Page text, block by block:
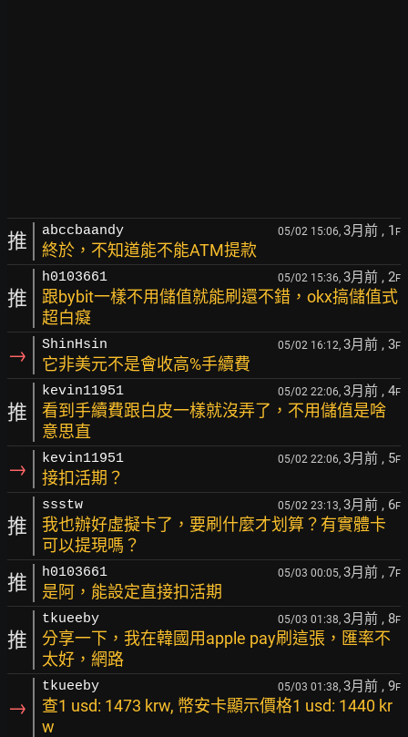
推 abccbaandy 05/02 15:06, 3月前 , 1 F
終於，不知道能不能ATM提款
推
h0103661 05/02 15:36, 3月前 , 2F
跟bybit一樣不用儲值就能刷還不錯，okx搞儲值式
超白癡
→ ShinHsin 05/02 16:12, 3月前 , 3F
它非美元不是會收高%手續費
推
kevin11951 05/02 22:06, 3月前 , 4F
看到手續費跟白皮一樣就沒弄了，不用儲值是啥
意思直
→ kevin11951 05/02 22:06, 3月前 , 5F
接扣活期？
推
ssstw 05/02 23:13, 3月前 , 6F
我也辦好虛擬卡了，要刷什麼才划算？有實體卡
可以提現嗎？
推 h0103661 05/03 00:05, 3月前 , 7F
是阿，能設定直接扣活期
推
tkueeby 05/03 01:38, 3月前 , 8F
分享一下，我在韓國用apple pay刷這張，匯率不
太好，網路
→
tkueeby 05/03 01:38, 3月前 , 9F
查1 usd: 1473 krw, 幣安卡顯示價格1 usd: 1440 kr
w